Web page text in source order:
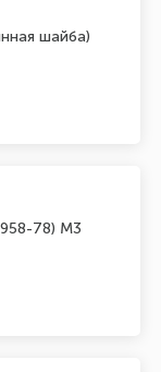
шайба)
78) М3